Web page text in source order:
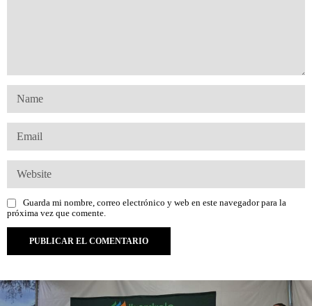
Guarda mi nombre, correo electrónico y web en este navegador para la
próxima vez que comente.